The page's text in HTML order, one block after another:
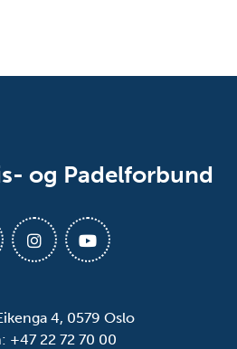
og Padelforbund
4, 0579 Oslo
+47 22 72 70 00